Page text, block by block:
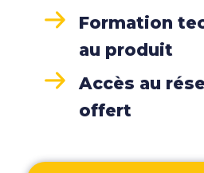
Formation
au produit
Accès au
offert